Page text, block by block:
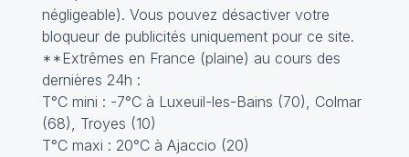
négligeable). Vous pouvez désactiver votre
bloqueur de publicités uniquement pour ce site.
**Extrêmes en France (plaine) au cours des
dernières 24h :
T°C mini : -7°C à Luxeuil-les-Bains (70), Colmar
(68), Troyes (10)
T°C maxi : 20°C à Ajaccio (20)